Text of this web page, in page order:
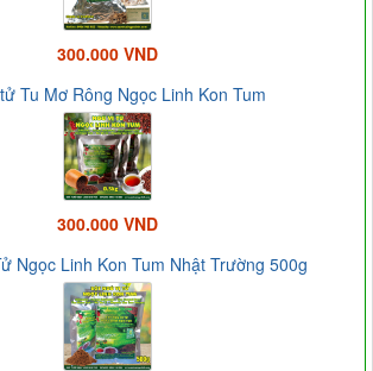
300.000 VND
Tu Mơ Rông Ngọc Linh Kon Tum
300.000 VND
Ngọc Linh Kon Tum Nhật Trường 500g